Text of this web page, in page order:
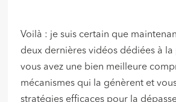
Voilà : je suis certain que
deux dernières vidéos dédiées à
vous avez une bien meilleure
mécanismes qui la génèrent et
stratégies efficaces pour la